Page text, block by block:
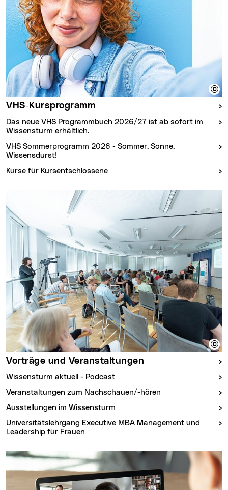
VHS-Kursprogramm
Das neue VHS Programmbuch 2026/27 ist ab sofort im
Wissensturm erhältlich.
VHS Sommerprogramm 2026 - Sommer, Sonne,
Wissensdurst!
Kurse für Kursentschlossene
Vorträge und Veranstaltungen
Wissensturm aktuell - Podcast
Veranstaltungen zum Nachschauen/-hören
Ausstellungen im Wissensturm
Universitätslehrgang Executive MBA Management und
Leadership für Frauen